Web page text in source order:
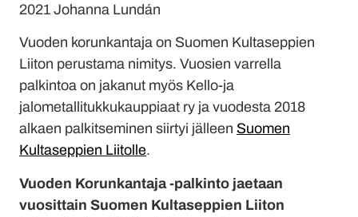
2021 Johanna Lundán
Vuoden korunkantaja on Suomen Kultaseppien
Liiton perustama nimitys. Vuosien varrella
palkintoa on jakanut myös Kello-ja
jalometallitukkukauppiaat ry ja vuodesta 2018
alkaen palkitseminen siirtyi jälleen Suomen
Kultaseppien Liitolle.
Vuoden Korunkantaja -palkinto jaetaan
vuosittain Suomen Kultaseppien Liiton